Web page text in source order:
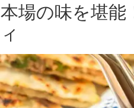
本場の味を堪能
ィ